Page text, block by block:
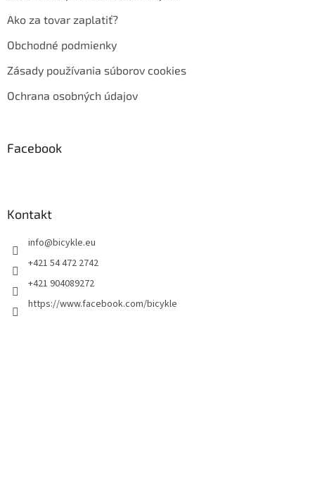
Ako za tovar zaplatiť?
Obchodné podmienky
Zásady používania súborov cookies
Ochrana osobných údajov
Facebook
Kontakt
info@bicykle.eu
+421 54 472 2742
+421 904089272
https://www.facebook.com/bicykle